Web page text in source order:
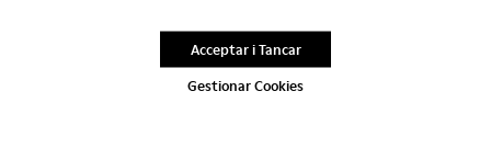
Gestionar Cookies
Acceptar i Tancar
Pelotas XLF - K100751-001 - Sabatilles esportives de teixit i
Pelotas XLF - K100751-006
Pelotas XLF - K100751-002Drift Trail - K101034-004 -